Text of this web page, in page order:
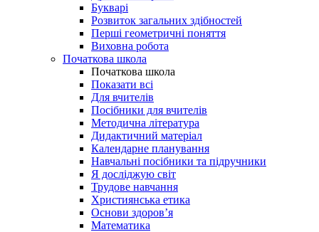
Букварі
Розвиток загальних здібностей
Перші геометричні поняття
Виховна робота
Початкова школа
Початкова школа
Показати всі
Для вчителів
Посібники для вчителів
Методична література
Дидактичний матеріал
Календарне планування
Навчальні посібники та підручники
Я досліджую світ
Трудове навчання
Християнська етика
Основи здоров’я
Математика